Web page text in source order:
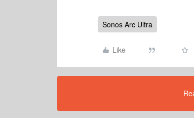
Sonos Arc Ultra
Like